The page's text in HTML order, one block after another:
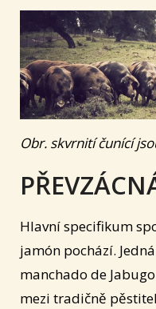
Obr. skvrnití čunící
Hlavní specifikum
jamón pochází.
manchado de
mezi tradičně